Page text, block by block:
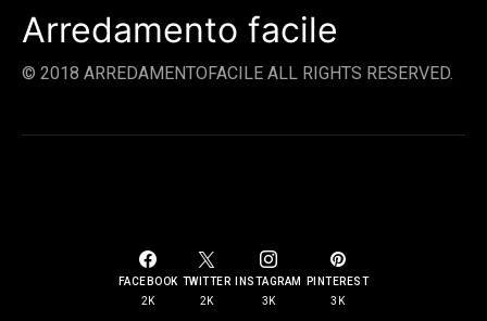
Arredamento facile
© 2018 ARREDAMENTOFACILE ALL RIGHTS RESERVED.
FACEBOOK
2K
TWITTER
2K
INSTAGRAM
3K
PINTEREST
3K